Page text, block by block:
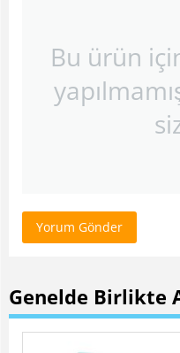
Bu ürün
Yorum Gönder
Genelde Birlikte